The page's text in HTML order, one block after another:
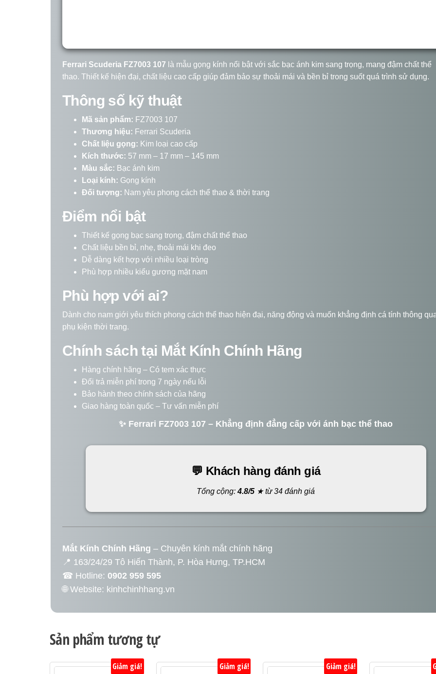
Ferrari Scuderia FZ7003 107 là mẫu gọng kính nổi bật với sắc bạc ánh kim sang trọng, mang đậm chất thể
thao. Thiết kế hiện đại, chất liệu cao cấp giúp đảm bảo sự thoải mái và bền bỉ trong suốt quá trình sử dụng.
Thông số kỹ thuật
Mã sản phẩm: FZ7003 107
Thương hiệu: Ferrari Scuderia
Chất liệu gọng: Kim loại cao cấp
Kích thước: 57 mm – 17 mm – 145 mm
Màu sắc: Bạc ánh kim
Loại kính: Gọng kính
Đối tượng: Nam yêu phong cách thể thao & thời trang
Điểm nổi bật
Thiết kế gọng bạc sang trọng, đậm chất thể thao
Chất liệu bền bỉ, nhẹ, thoải mái khi đeo
Dễ dàng kết hợp với nhiều loại tròng
Phù hợp nhiều kiểu gương mặt nam
Phù hợp với ai?
Dành cho nam giới yêu thích phong cách thể thao hiện đại, năng động và muốn khẳng định cá tính thông
phụ kiện thời trang.
Chính sách tại Mắt Kính Chính Hãng
Hàng chính hãng – Có tem xác thực
Đổi trả miễn phí trong 7 ngày nếu lỗi
Bảo hành theo chính sách của hãng
Giao hàng toàn quốc – Tư vấn miễn phí
✨ Ferrari FZ7003 107 – Khẳng định đẳng cấp với ánh bạc thể thao
💬 Khách hàng đánh giá
Tổng cộng:4.8/5 ★ từ 34 đánh giá
Mắt Kính Chính Hãng – Chuyên kính mắt chính hãng
📍 163/24/29 Tô Hiến Thành, P. Hòa Hưng, TP.HCM
☎ Hotline: 0902 959 595
🌐 Website: kinhchinhhang.vn
Sản phẩm tương tự
Giảm giá! Giảm giá! Giảm giá!